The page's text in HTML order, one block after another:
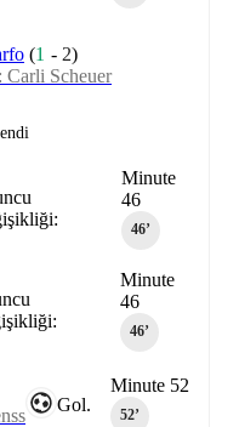
(1 - 2)
Carli Scheuer
Minute
46
46‎’‎
Minute
46
46‎’‎
Minute 52
52‎’‎
Gol.